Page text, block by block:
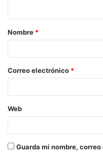
Nombre *
Correo electrónico *
Web
Guarda mi nombre,